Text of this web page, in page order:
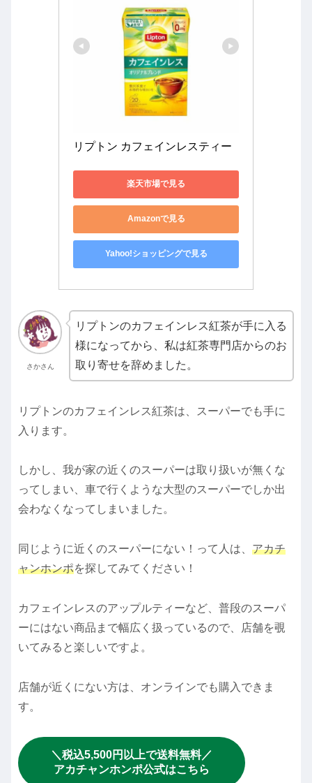
リプトン カフェインレスティー
楽天市場で見る
Amazonで見る
Yahoo!ショッピングで見る
さかさん
リプトンのカフェインレス紅茶が手に入る
様になってから、私は紅茶専門店からのお
取り寄せを辞めました。
リプトンのカフェインレス紅茶は、スーパーでも手に
入ります。
しかし、我が家の近くのスーパーは取り扱いが無くな
ってしまい、車で行くような大型のスーパーでしか出
会わなくなってしまいました。
同じように近くのスーパーにない！って人は、 アカチ
ャンホンポを探してみてください！
カフェインレスのアップルティーなど、普段のスーパ
ーにはない商品まで幅広く扱っているので、店舗を覗
いてみると楽しいですよ。
店舗が近くにない方は、オンラインでも購入できま
す。
＼税込5,500円以上で送料無料／
アカチャンホンポ公式はこちら